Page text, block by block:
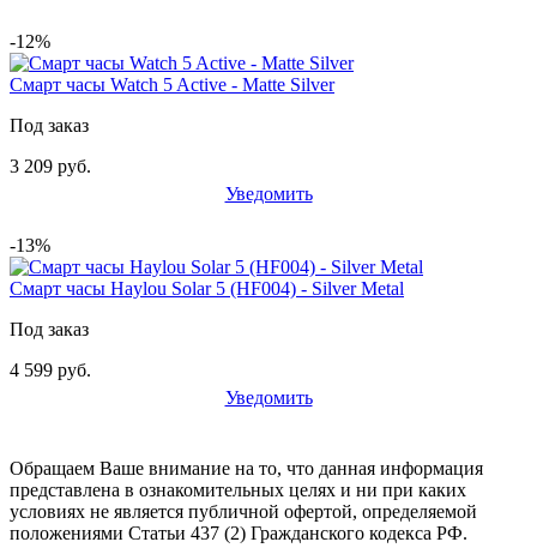
-12%
Смарт часы Watch 5 Active - Matte Silver
Под заказ
3 209 руб.
Уведомить
-13%
Смарт часы Haylou Solar 5 (HF004) - Silver Metal
Под заказ
4 599 руб.
Уведомить
Обращаем Ваше внимание на то, что данная информация
представлена в ознакомительных целях и ни при каких
условиях не является публичной офертой, определяемой
положениями Статьи 437 (2) Гражданского кодекса РФ.